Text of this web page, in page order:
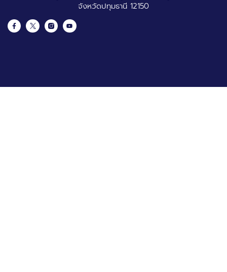
จังหวัดปทุมธานี 12150